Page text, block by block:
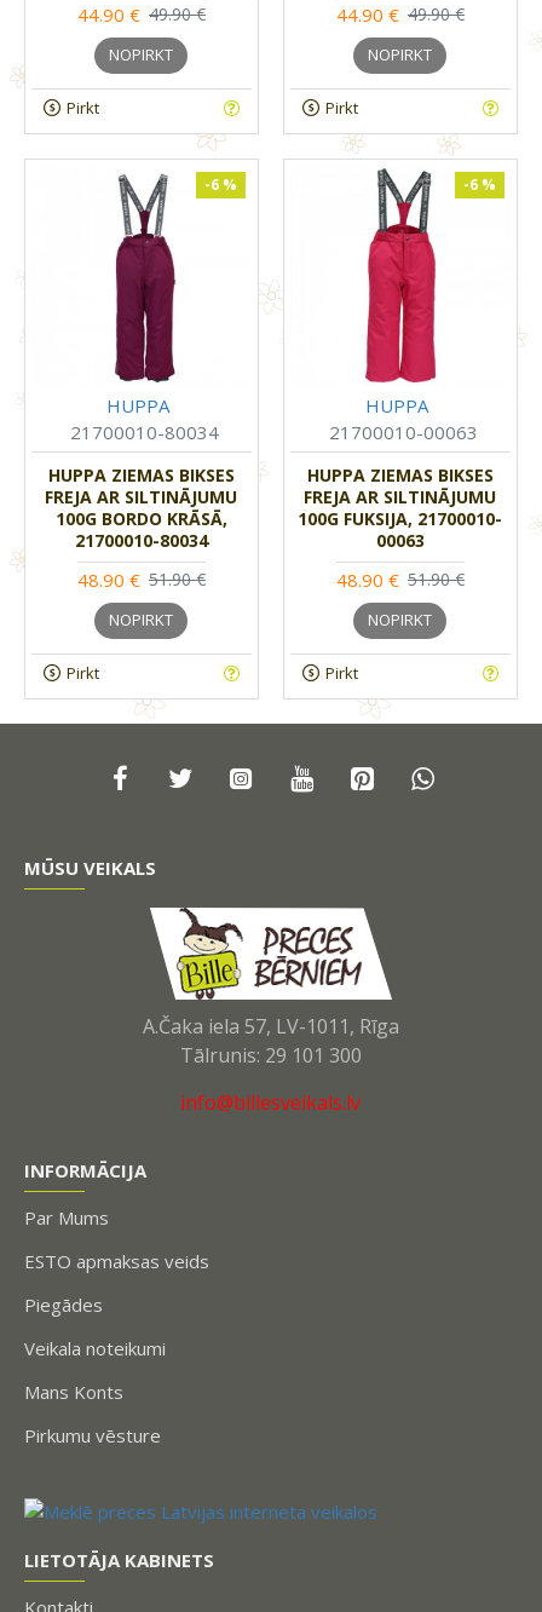
44.90 € 49.90 €
NOPIRKT
Pirkt
44.90 € 49.90 €
NOPIRKT
Pirkt
-6 %
HUPPA
21700010-80034
HUPPA ZIEMAS BIKSES
FREJA AR SILTINĀJUMU
100G BORDO KRĀSĀ,
21700010-80034
48.90 € 51.90 €
NOPIRKT
Pirkt
-6 %
HUPPA
21700010-00063
HUPPA ZIEMAS BIKSES
FREJA AR SILTINĀJUMU
100G FUKSIJA, 21700010-
00063
48.90 € 51.90 €
NOPIRKT
Pirkt
MŪSU VEIKALS
A.Čaka iela 57, LV-1011, Rīga
Tālrunis: 29 101 300
info@billesveikals.lv
INFORMĀCIJA
Par Mums
ESTO apmaksas veids
Piegādes
Veikala noteikumi
Mans Konts
Pirkumu vēsture
LIETOTĀJA KABINETS
Kontakti